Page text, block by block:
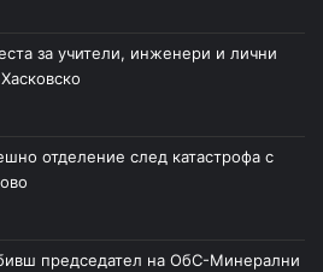
за учители, инженери и лични
отделение след катастрофа с
председател на ОбС-Минерални